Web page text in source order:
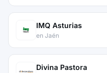
IMQ Asturias
en Jaén
Divina Pastora